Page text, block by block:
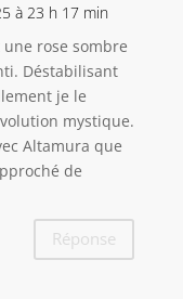
à 23 h 17 min
rose sombre
Déstabilisant
je le
mystique.
Altamura que
de
Réponse